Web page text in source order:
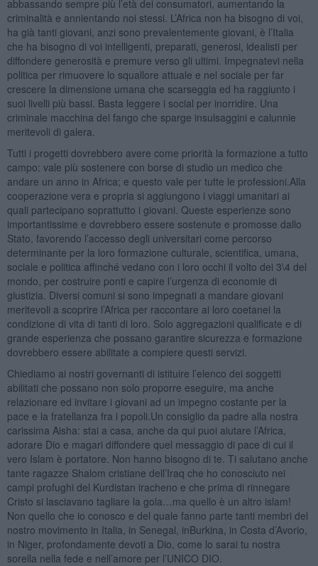
abbassando sempre più l’età dei consumatori, aumentando la
criminalità e annientando noi stessi. L’Africa non ha bisogno di voi,
ha già tanti giovani, anzi sono prevalentemente giovani, è l’Italia
che ha bisogno di voi intelligenti, preparati, generosi, idealisti per
diffondere generosità e premure verso gli ultimi. Impegnatevi nella
politica per rimuovere lo squallore attuale e nel sociale per far
crescere la dimensione umana che scarseggia ed ha raggiunto i
suoi livelli più bassi. Basta leggere i social per inorridire. Una
criminale macchina del fango che sparge insulsaggini e calunnie
meritevoli di galera.
Tutti i progetti dovrebbero avere come priorità la formazione a tutto
campo: vale più sostenere con borse di studio un medico che
andare un anno in Africa; e questo vale per tutte le professioni.Alla
cooperazione vera e propria si aggiungono i viaggi umanitari ai
quali partecipano soprattutto i giovani. Queste esperienze sono
importantissime e dovrebbero essere sostenute e promosse dallo
Stato, favorendo l’accesso degli universitari come percorso
determinante per la loro formazione culturale, scientifica, umana,
sociale e politica affinché vedano con i loro occhi il volto dei 3\4 del
mondo, per costruire ponti e capire l’urgenza di economie di
giustizia. Diversi comuni si sono impegnati a mandare giovani
meritevoli a scoprire l’Africa per raccontare ai loro coetanei la
condizione di vita di tanti di loro. Solo aggregazioni qualificate e di
grande esperienza che possano garantire sicurezza e formazione
dovrebbero essere abilitate a compiere questi servizi.
Chiediamo ai nostri governanti di istituire l’elenco dei soggetti
abilitati che possano non solo proporre eseguire, ma anche
relazionare ed invitare i giovani ad un impegno costante per la
pace e la fratellanza fra i popoli.Un consiglio da padre alla nostra
carissima Aisha: stai a casa, anche da qui puoi aiutare l’Africa,
adorare Dio e magari diffondere quel messaggio di pace di cui il
vero Islam è portatore. Non hanno bisogno di te. Ti salutano anche
tante ragazze Shalom cristiane dell’Iraq che ho conosciuto nei
campi profughi del Kurdistan iracheno e che prima di rinnegare
Cristo si lasciavano tagliare la gola…ma quello è un altro islam!
Non quello che io conosco e del quale fanno parte tanti membri del
nostro movimento in Italia, in Senegal, inBurkina, in Costa d’Avorio,
in Niger, profondamente devoti a Dio, come lo sarai tu nostra
sorella nella fede e nell’amore per l’UNICO DIO.